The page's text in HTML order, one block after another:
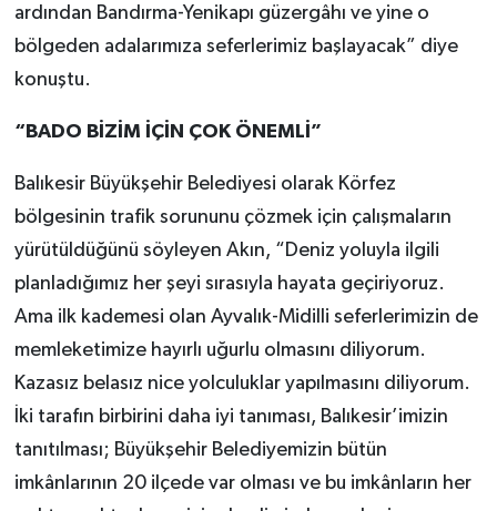
ardından Bandırma-Yenikapı güzergâhı ve yine o
bölgeden adalarımıza seferlerimiz başlayacak” diye
konuştu.
“BADO BİZİM İÇİN ÇOK ÖNEMLİ”
Balıkesir Büyükşehir Belediyesi olarak Körfez
bölgesinin trafik sorununu çözmek için çalışmaların
yürütüldüğünü söyleyen Akın, “Deniz yoluyla ilgili
planladığımız her şeyi sırasıyla hayata geçiriyoruz.
Ama ilk kademesi olan Ayvalık-Midilli seferlerimizin de
memleketimize hayırlı uğurlu olmasını diliyorum.
Kazasız belasız nice yolculuklar yapılmasını diliyorum.
İki tarafın birbirini daha iyi tanıması, Balıkesir’imizin
tanıtılması; Büyükşehir Belediyemizin bütün
imkânlarının 20 ilçede var olması ve bu imkânların her